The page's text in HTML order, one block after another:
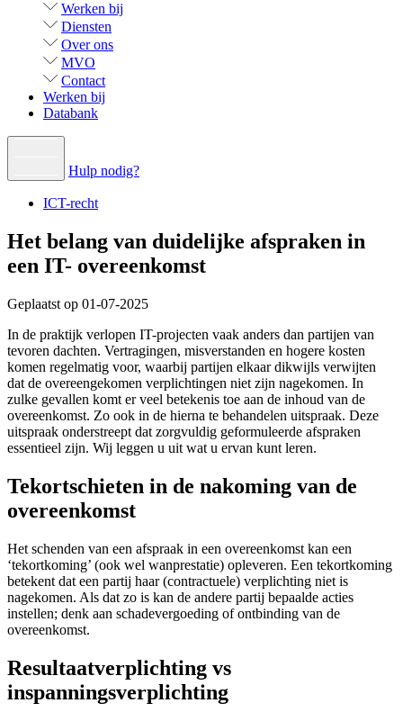
Werken bij
Diensten
Over ons
MVO
Contact
Werken bij
Databank
Hulp nodig?
ICT-recht
Het belang van duidelijke afspraken in
een IT- overeenkomst
Geplaatst op 01-07-2025
In de praktijk verlopen IT-projecten vaak anders dan partijen van
tevoren dachten. Vertragingen, misverstanden en hogere kosten
komen regelmatig voor, waarbij partijen elkaar dikwijls verwijten
dat de overeengekomen verplichtingen niet zijn nagekomen. In
zulke gevallen komt er veel betekenis toe aan de inhoud van de
overeenkomst. Zo ook in de hierna te behandelen uitspraak. Deze
uitspraak onderstreept dat zorgvuldig geformuleerde afspraken
essentieel zijn. Wij leggen u uit wat u ervan kunt leren.
Tekortschieten in de nakoming van de
overeenkomst
Het schenden van een afspraak in een overeenkomst kan een
‘tekortkoming’ (ook wel wanprestatie) opleveren. Een tekortkoming
betekent dat een partij haar (contractuele) verplichting niet is
nagekomen. Als dat zo is kan de andere partij bepaalde acties
instellen; denk aan schadevergoeding of ontbinding van de
overeenkomst.
Resultaatverplichting vs
inspanningsverplichting